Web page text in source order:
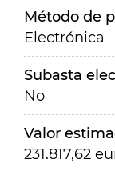
Método de
Electrónica
Subasta
No
Valor
231.817,62